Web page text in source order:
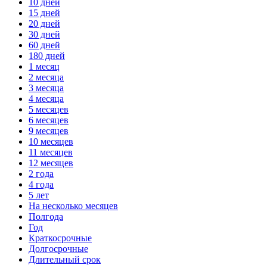
10 дней
15 дней
20 дней
30 дней
60 дней
180 дней
1 месяц
2 месяца
3 месяца
4 месяца
5 месяцев
6 месяцев
9 месяцев
10 месяцев
11 месяцев
12 месяцев
2 года
4 года
5 лет
На несколько месяцев
Полгода
Год
Краткосрочные
Долгосрочные
Длительный срок